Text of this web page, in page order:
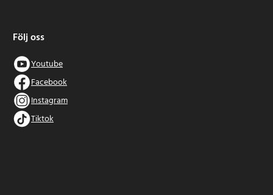
Följ oss
Youtube
Facebook
Instagram
Tiktok